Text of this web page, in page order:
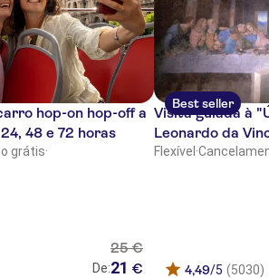
hop-on hop-off a
48 e 72 horas
grátis·
25 €
De:21 €
Best seller
Visita guiada à
Leonardo da
especializado
Flexível ·
4,49/5 (5030)